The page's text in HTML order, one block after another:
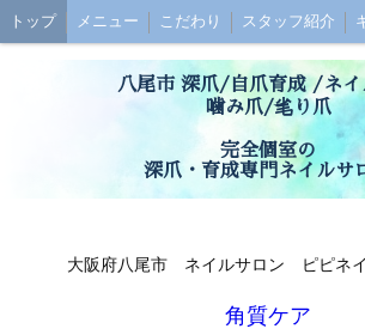
トップ メニュー こだわり スタッフ紹介
初めての方へ お子様連れの方へ ご予約
アクセス お問い合
八尾市 深爪/自爪育成 /ネイ
噛み爪/毟り爪
完全個室の
深爪・育成専門ネイルサ
大阪府八尾市 ネイルサロン ピピネ
角質ケア